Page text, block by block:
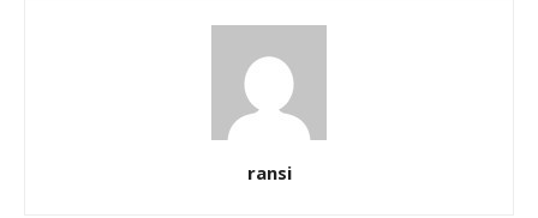
ransi